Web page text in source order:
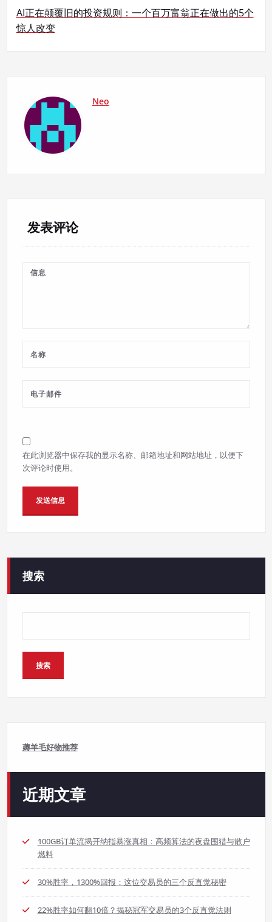
导
航
AI正在颠覆旧的投资规则：一个百万富翁正在做出的5个
惊人改变
Neo
发表评论
在此浏览器中保存我的显示名称、邮箱地址和网站地址，以便下
次评论时使用。
搜索
搜索
薅羊毛好物推荐
近期文章
100GB订单流揭开纳指暴涨真相：高频算法的夜盘围猎与散户
燃料
30%胜率，1300%回报：这位交易员的三个反直觉秘密
22%胜率如何翻10倍？揭秘冠军交易员的3个反直觉法则